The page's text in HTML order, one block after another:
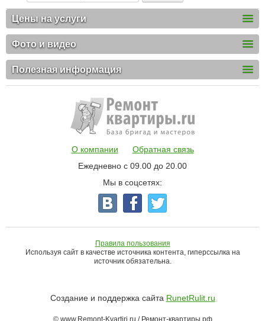
Цены на услуги
Фото и видео
Полезная информация
О компании
Обратная связь
Ежедневно с 09.00 до 20.00
Мы в соцсетях:
Правила пользования
Используя сайт в качестве источника контента, гиперссылка на
источник обязательна.
Создание и поддержка сайта RunetRulit.ru
© www.Remont-Kvartiri.ru / Ремонт-квартиры.рф